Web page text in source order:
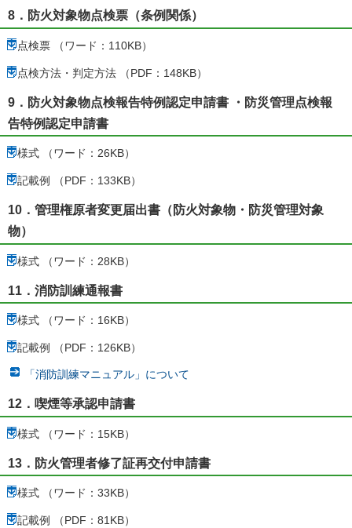
8．防火対象物点検票（条例関係）
点検票 （ワード：110KB）
点検方法・判定方法 （PDF：148KB）
9．防火対象物点検報告特例認定申請書 ・防災管理点検報
告特例認定申請書
様式 （ワード：26KB）
記載例 （PDF：133KB）
10．管理権原者変更届出書（防火対象物・防災管理対象
物）
様式 （ワード：28KB）
11．消防訓練通報書
様式 （ワード：16KB）
記載例 （PDF：126KB）
「消防訓練マニュアル」について
12．喫煙等承認申請書
様式 （ワード：15KB）
13．防火管理者修了証再交付申請書
様式 （ワード：33KB）
記載例 （PDF：81KB）